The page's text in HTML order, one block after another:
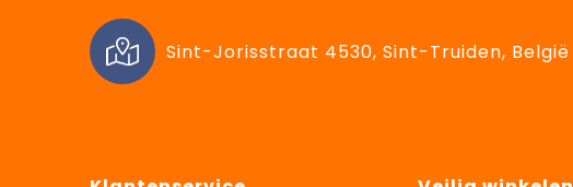
Sint-Jorisstraat 4530, Sint-Truiden, België